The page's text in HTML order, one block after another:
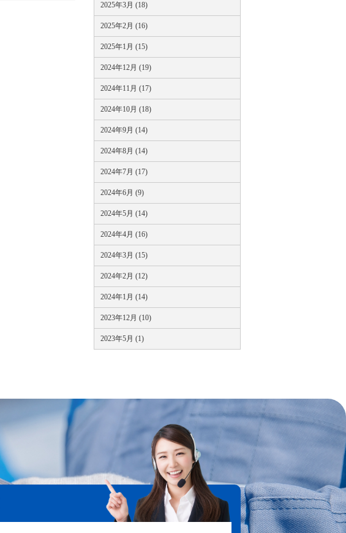
2025年3月 (18)
2025年2月 (16)
2025年1月 (15)
2024年12月 (19)
2024年11月 (17)
2024年10月 (18)
2024年9月 (14)
2024年8月 (14)
2024年7月 (17)
2024年6月 (9)
2024年5月 (14)
2024年4月 (16)
2024年3月 (15)
2024年2月 (12)
2024年1月 (14)
2023年12月 (10)
2023年5月 (1)